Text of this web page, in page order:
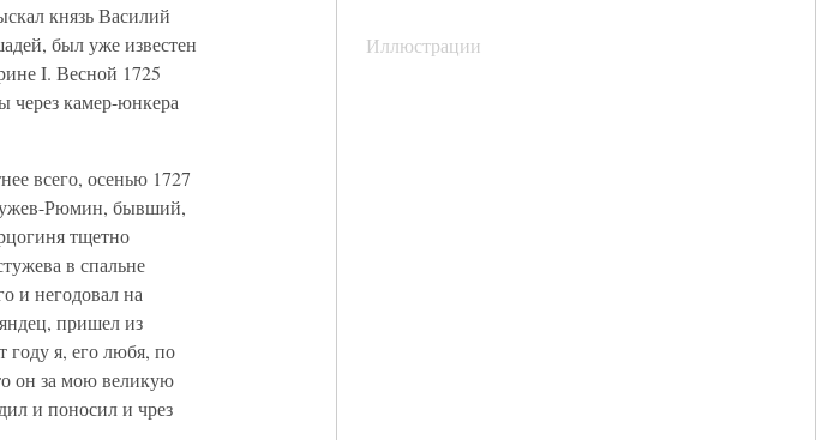
Иллюстрации
князь Василий
был уже известен
I. Весной 1725
через камер-юнкера
всего, осенью 1727
Рюмин, бывший,
тщетно
в спальне
и негодовал на
пришел из
году я, его любя, по
он за мою великую
и поносил и чрез